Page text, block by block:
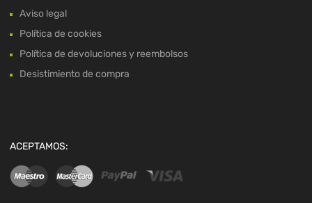
Aviso legal
Política de cookies
Política de devoluciones y reembolsos
Desistimiento de compra
ACEPTAMOS: